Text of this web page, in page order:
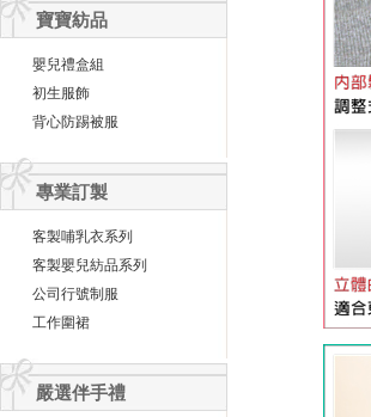
寶寶紡品
嬰兒禮盒組
初生服飾
背心防踢被服
專業訂製
客製哺乳衣系列
客製嬰兒紡品系列
公司行號制服
工作圍裙
嚴選伴手禮